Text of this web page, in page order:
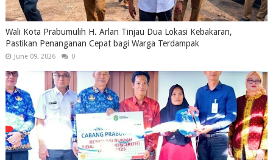
Wali Kota Prabumulih H. Arlan Tinjau Dua Lokasi Kebakaran,
Pastikan Penanganan Cepat bagi Warga Terdampak
June 09, 2026 0